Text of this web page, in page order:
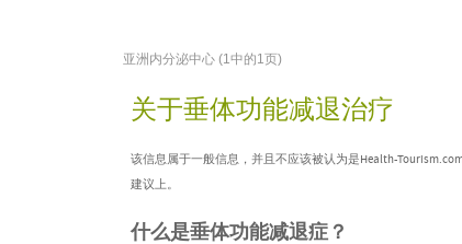
亚洲内分泌中心 (1中的1页)
关于垂体功能减退治疗
该信息属于一般信息，并且不应该被认为是Health-
建议上。
什么是垂体功能减退症？